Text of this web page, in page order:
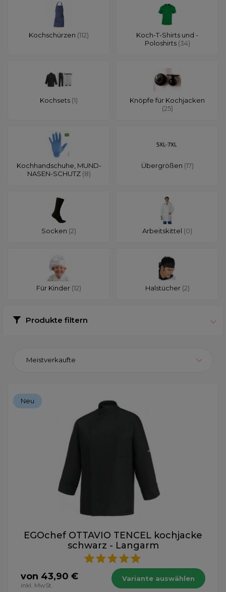
Kochschürzen (112)
Koch-T-Shirts und -
Poloshirts (34)
Kochsets (1)
Knöpfe für Kochjacken
(25)
Kochhandschuhe, MUND-
NASEN-SCHUTZ (8)
Übergrößen (17)
Socken (2) Arbeitskittel (0)
Für Kinder (12) Halstücher (2)
Produkte filtern
Meistverkaufte
Neu
EGOchef OTTAVIO TENCEL kochjacke
schwarz - Langarm
von 43,90 €
inkl. MwSt.
Variante auswählen